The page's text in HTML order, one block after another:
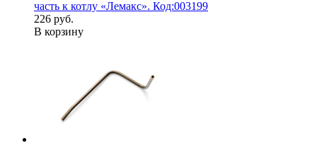
часть к котлу «Лемакс». Код:003199
226 руб.
В корзину